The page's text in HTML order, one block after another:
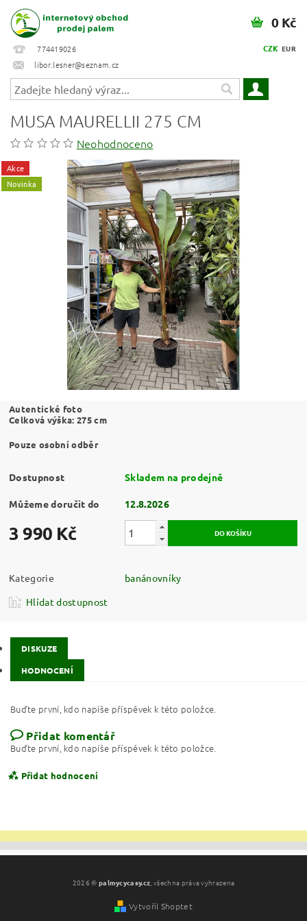
774419026
libor.lesner@seznam.cz
CZK EUR
0 Kč
MUSA MAURELLII 275 CM
Neohodnoceno
Akce
Novinka
Autentické foto
Celková výška: 275 cm
Pouze osobní odběr
Dostupnost Skladem na prodejně
Můžeme doručit do 12.8.2026
3 990 Kč
Kategorie
banánovníky
Hlídat dostupnost
DISKUZE
HODNOCENÍ
Buďte první, kdo napíše příspěvek k této položce.
Přidat komentář
Buďte první, kdo napíše příspěvek k této položce.
Přidat hodnocení
2026 © palmycycasy.cz, všechna práva vyhrazena
Vytvořil Shoptet